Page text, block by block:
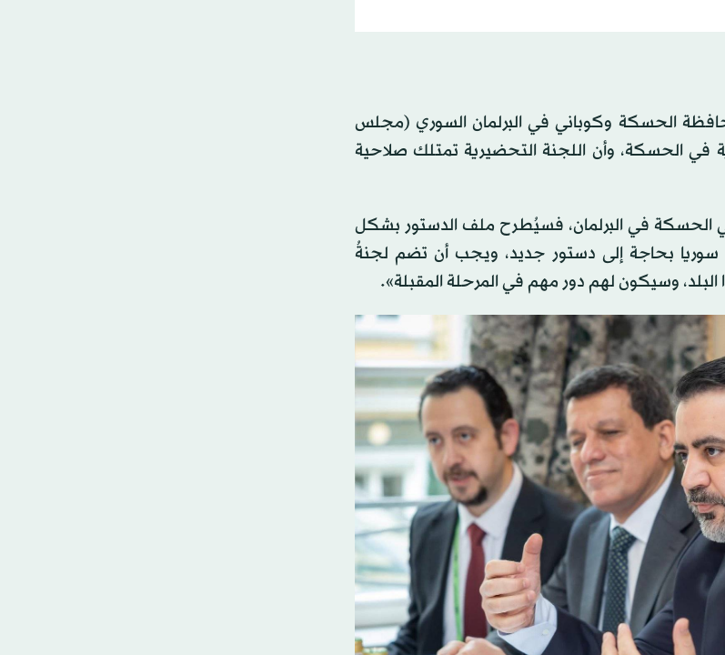
الحسكة وكوباني في البرلمان السوري (مجلس
الحسكة، وأن اللجنة التحضيرية تمتلك صلاحية
الحسكة في البرلمان، فسيُطرح ملف الدستور بشكل
بحاجة إلى دستور جديد، ويجب أن تضم لجنةُ
وسيكون لهم دور مهم في المرحلة المقبلة».